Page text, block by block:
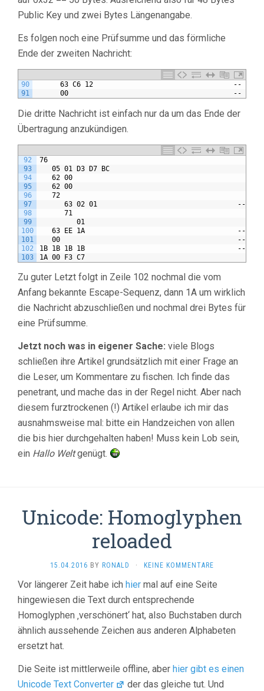
Public Key und zwei Bytes Längenangabe.
Es folgen noch eine Prüfsumme und das förmliche
Ende der zweiten Nachricht:
90
91
63 C6 12                                  -- crc
00                                        -- end
Die dritte Nachricht ist einfach nur da um das Ende der
Übertragung anzukündigen.
92
93
94
95
96
97
98
99
100
101
102
103
76
05 01 D3 D7 BC
62 00
62 00
72
63 02 01                                  --
71
01
63 EE 1A                                     -- crc
00                                           --
1B 1B 1B 1B                                     --
1A 00 F3 C7
Zu guter Letzt folgt in Zeile 102 nochmal die vom
Anfang bekannte Escape-Sequenz, dann 1A um wirklich
die Nachricht abzuschließen und nochmal drei Bytes für
eine Prüfsumme.
Jetzt noch was in eigener Sache: viele Blogs
schließen ihre Artikel grundsätzlich mit einer Frage an
die Leser, um Kommentare zu fischen. Ich finde das
penetrant, und mache das in der Regel nicht. Aber nach
diesem furztrockenen (!) Artikel erlaube ich mir das
ausnahmsweise mal: bitte ein Handzeichen von allen
die bis hier durchgehalten haben! Muss kein Lob sein,
ein Hallo Weltgenügt.
Unicode: Homoglyphen
reloaded
15.04.2016 BY RONALD · KEINE KOMMENTARE
Vor längerer Zeit habe ich hier mal auf eine Seite
hingewiesen die Text durch entsprechende
Homoglyphen ‚verschönert‘ hat, also Buchstaben durch
ähnlich aussehende Zeichen aus anderen Alphabeten
ersetzt hat.
Die Seite ist mittlerweile offline, aber hier gibt es einen
Unicode Text Converter
der das gleiche tut. Und